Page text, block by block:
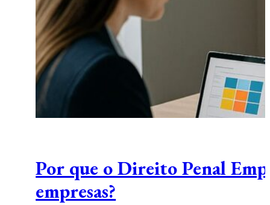
Por que o Direito Penal
empresas?